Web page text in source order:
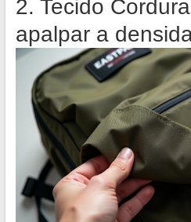
2. Tecido
apalpar a